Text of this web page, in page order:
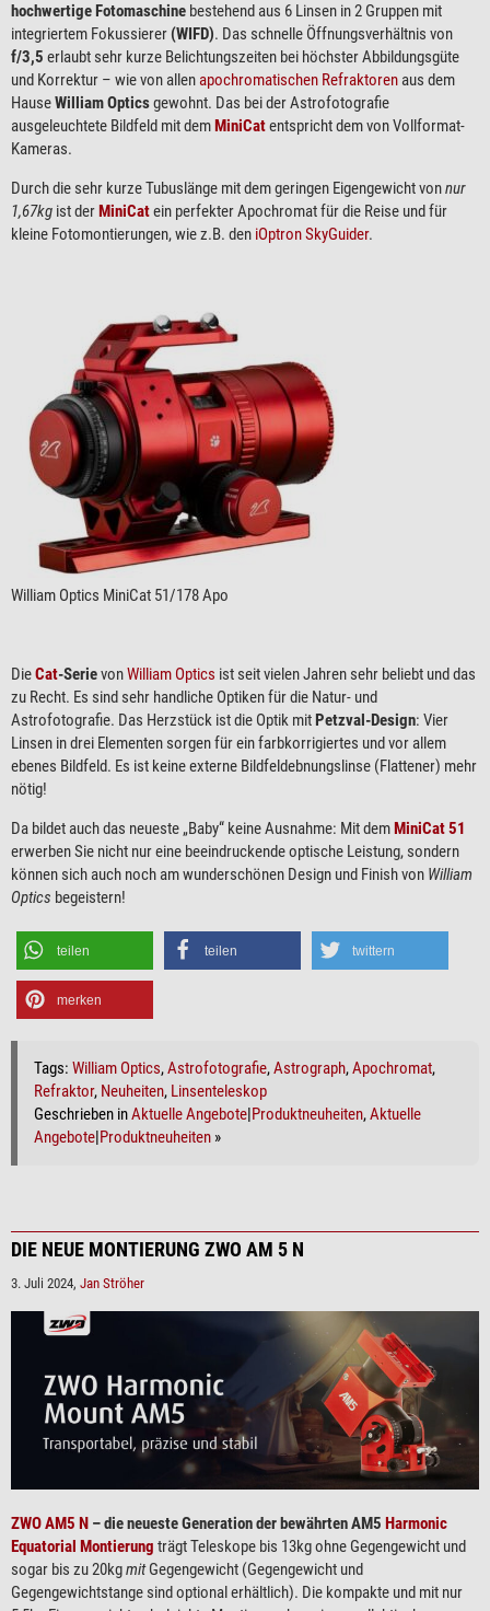
hochwertige Fotomaschine bestehend aus 6 Linsen in 2 Gruppen mit
integriertem Fokussierer (WIFD). Das schnelle Öffnungsverhältnis von
f/3,5 erlaubt sehr kurze Belichtungszeiten bei höchster Abbildungsgüte
und Korrektur – wie von allenapochromatischen Refraktoren aus dem
HauseWilliam Opticsgewohnt. Das bei der Astrofotografie
ausgeleuchtete Bildfeld mit demMiniCatentspricht dem von Vollformat-
Kameras.
Durch die sehr kurze Tubuslänge mit dem geringen Eigengewicht vonnur
1,67kg ist derMiniCatein perfekter Apochromat für die Reise und für
kleine Fotomontierungen, wie z.B. den iOptron SkyGuider.
William Optics MiniCat 51/178 Apo
DieCat-SerievonWilliam Optics ist seit vielen Jahren sehr beliebt und das
zu Recht. Es sind sehr handliche Optiken für die Natur- und
Astrofotografie. Das Herzstück ist die Optik mitPetzval-Design: Vier
Linsen in drei Elementen sorgen für ein farbkorrigiertes und vor allem
ebenes Bildfeld. Es ist keine externe Bildfeldebnungslinse (Flattener) mehr
nötig!
Da bildet auch das neueste „Baby“ keine Ausnahme: Mit demMiniCat 51
erwerben Sie nicht nur eine beeindruckende optische Leistung, sondern
können sich auch noch am wunderschönen Design und Finish von William
Optics begeistern!
teilen teilen twittern
merken
Tags: William Optics,Astrofotografie,Astrograph,Apochromat,
Refraktor, Neuheiten, Linsenteleskop
Geschrieben inAktuelle Angebote|Produktneuheiten,Aktuelle
Angebote|Produktneuheiten »
DIE NEUE MONTIERUNG ZWO AM 5 N
3. Juli 2024, Jan Ströher
ZWO AM5 N – die neueste Generation der bewährten AM5 Harmonic
Equatorial Montierung trägt Teleskope bis 13kg ohne Gegengewicht und
sogar bis zu 20kgmitGegengewicht (Gegengewicht und
Gegengewichtstange sind optional erhältlich). Die kompakte und mit nur